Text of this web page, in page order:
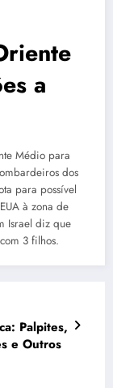
a
Médio para
dos
para possível
à zona de
Israel diz que
3 filhos.
Palpites,
e Outros